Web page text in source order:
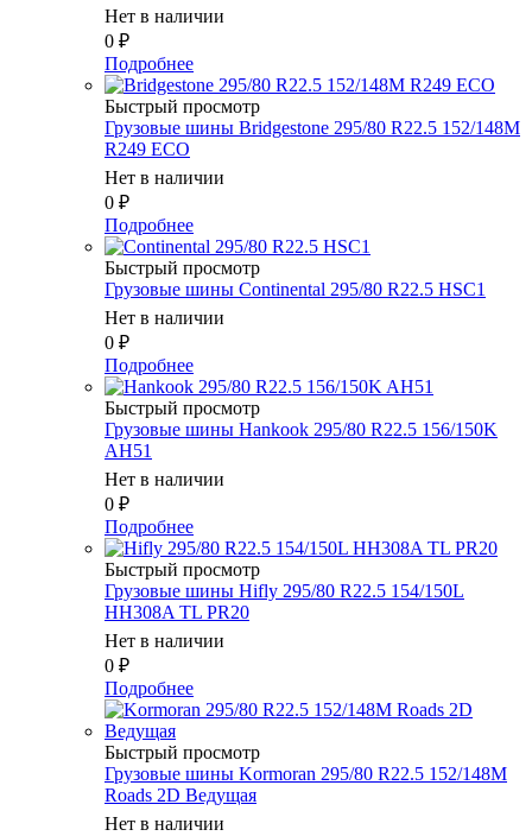
Нет в наличии
0 ₽
Подробнее
Быстрый просмотр
Грузовые шины Bridgestone 295/80 R22.5 152/148M
R249 ECO
Нет в наличии
0 ₽
Подробнее
Быстрый просмотр
Грузовые шины Continental 295/80 R22.5 HSC1
Нет в наличии
0 ₽
Подробнее
Быстрый просмотр
Грузовые шины Hankook 295/80 R22.5 156/150K
AH51
Нет в наличии
0 ₽
Подробнее
Быстрый просмотр
Грузовые шины Hifly 295/80 R22.5 154/150L
HH308A TL PR20
Нет в наличии
0 ₽
Подробнее
Быстрый просмотр
Грузовые шины Kormoran 295/80 R22.5 152/148M
Roads 2D Ведущая
Нет в наличии